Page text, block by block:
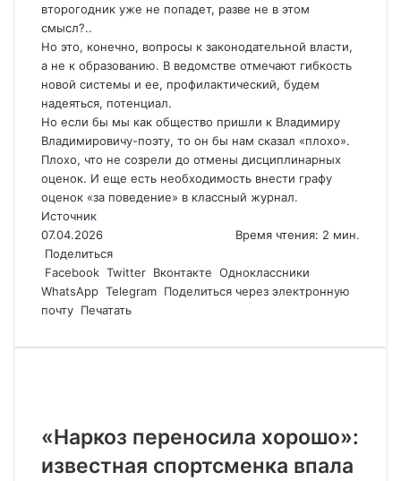
второгодник уже не попадет, разве не в этом
смысл?..
Но это, конечно, вопросы к законодательной власти,
а не к образованию. В ведомстве отмечают гибкость
новой системы и ее, профилактический, будем
надеяться, потенциал.
Но если бы мы как общество пришли к Владимиру
Владимировичу-поэту, то он бы нам сказал «плохо».
Плохо, что не созрели до отмены дисциплинарных
оценок. И еще есть необходимость внести графу
оценок «за поведение» в классный журнал.
Источник
07.04.2026
Время чтения: 2 мин.
Поделиться
Facebook Twitter Вконтакте Одноклассники
WhatsApp Telegram Поделиться через электронную
почту Печатать
«Наркоз переносила хорошо»:
известная спортсменка впала